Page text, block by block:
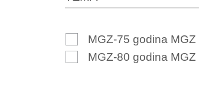
MGZ-75 godina MGZ
MGZ-80 godina MGZ